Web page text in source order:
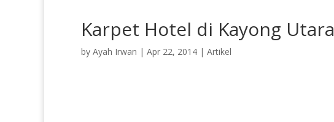
Karpet Hotel di Kayong Utara
by Ayah Irwan | Apr 22, 2014 | Artikel